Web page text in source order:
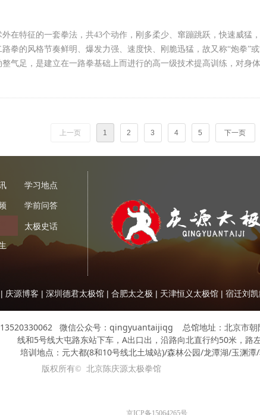
在特征的一套拳法，共43个动作，刚多柔少、窜蹦跳跃，快速威猛
拳的风格节奏鲜明、爆发力强、速度快、刚脆迅猛，故又称“炮拳”
气足，是建立在一路拳基础上而进行的高一级技术提高训练，对身
上一页 1 2 3 4 5 下一页
学习地点
学前问答
太极史话
| 庆源博客 | 深圳德君太极馆 | 合肥太之极 | 天津恒义太极馆 | 宿迁刘
版权所有© 北京陈庆源太极拳馆
微信公众号：qingyuantaijiqg 总馆地址：北京市朝
线和5号线大屯路东站下车，A出口出，沿路向北直行约50米，路左
培训地点：元大都(8和10号线北土城站)/森林公园/龙潭湖/玉渊潭
京ICP备15064265号